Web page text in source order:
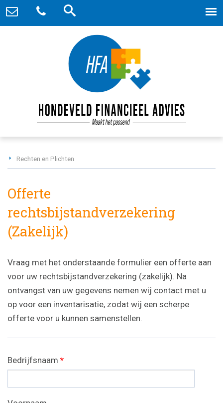
Rechten en Plichten
Offerte
rechtsbijstandverzekering
(Zakelijk)
Vraag met het onderstaande formulier een offerte aan
voor uw rechtsbijstandverzekering (zakelijk). Na
ontvangst van uw gegevens nemen wij contact met u
op voor een inventarisatie, zodat wij een scherpe
offerte voor u kunnen samenstellen.
Bedrijfsnaam *